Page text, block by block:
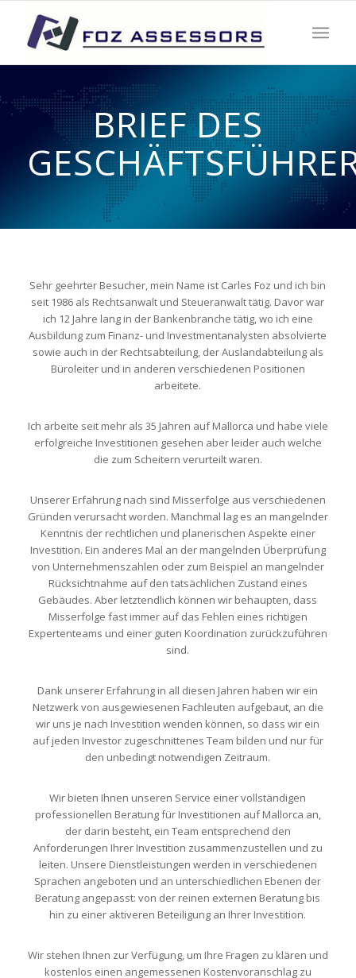
BRIEF DES
Sehr geehrter Besucher, mein Name ist Carles Foz und ich bin
seit 1986 als Rechtsanwalt und Steueranwalt tätig. Davor war
ich 12 Jahre lang in der Bankenbranche tätig, wo ich eine
Ausbildung zum Finanz- und Investmentanalysten absolvierte
sowie auch in der Rechtsabteilung, der Auslandabteilung als
Büroleiter und in anderen verschiedenen Positionen
arbeitete.
Ich arbeite seit mehr als 35 Jahren auf Mallorca und habe viele
erfolgreiche Investitionen gesehen aber leider auch welche
die zum Scheitern verurteilt waren.
Unserer Erfahrung nach sind Misserfolge aus verschiedenen
Gründen verursacht worden. Manchmal lag es an mangelnder
Kenntnis der rechtlichen und planerischen Aspekte einer
Investition. Ein anderes Mal an der mangelnden Überprüfung
von Unternehmenszahlen oder zum Beispiel an mangelnder
Rücksichtnahme auf den tatsächlichen Zustand eines
Gebäudes. Aber letztendlich können wir behaupten, dass
Misserfolge fast immer auf das Fehlen eines richtigen
Expertenteams und einer guten Koordination zurückzuführen
sind.
Dank unserer Erfahrung in all diesen Jahren haben wir ein
Netzwerk von ausgewiesenen Fachleuten aufgebaut, an die
wir uns je nach Investition wenden können, so dass wir ein
auf jeden Investor zugeschnittenes Team bilden und nur für
den unbedingt notwendigen Zeitraum.
Wir bieten Ihnen unseren Service einer vollständigen
professionellen Beratung für Investitionen auf Mallorca an,
der darin besteht, ein Team entsprechend den
Anforderungen Ihrer Investition zusammenzustellen und zu
leiten. Unsere Dienstleistungen werden in verschiedenen
Sprachen angeboten und an unterschiedlichen Ebenen der
Beratung angepasst: von der reinen externen Beratung bis
hin zu einer aktiveren Beteiligung an Ihrer Investition.
Wir stehen Ihnen zur Verfügung, um Ihre Fragen zu klären und
kostenlos einen angemessenen Kostenvoranschlag zu